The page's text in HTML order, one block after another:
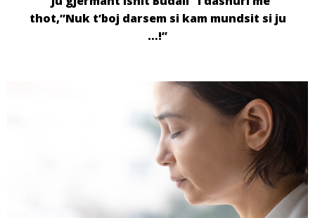
thot,”Nuk t’boj darsem si kam mundsit si ju
…!”